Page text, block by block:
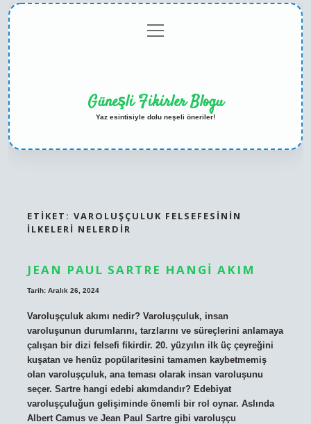
menüyü
aç
Güneşli Fikirler Blogu
Yaz esintisiyle dolu neşeli öneriler!
ETIKET: VAROLUŞÇULUK FELSEFESININ
ILKELERI NELERDIR
JEAN PAUL SARTRE HANGI AKIM
Tarih: Aralık 26, 2024
Varoluşçuluk akımı nedir? Varoluşçuluk, insan
varoluşunun durumlarını, tarzlarını ve süreçlerini anlamaya
çalışan bir dizi felsefi fikirdir. 20. yüzyılın ilk üç çeyreğini
kuşatan ve henüz popülaritesini tamamen kaybetmemiş
olan varoluşçuluk, ana teması olarak insan varoluşunu
seçer. Sartre hangi edebi akımdandır? Edebiyat
varoluşçuluğun gelişiminde önemli bir rol oynar. Aslında
Albert Camus ve Jean Paul Sartre gibi varoluşçu